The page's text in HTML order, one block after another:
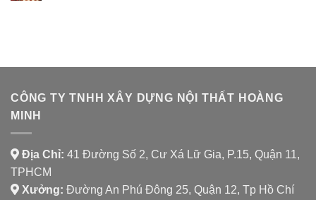
CÔNG TY TNHH XÂY DỰNG NỘI THẤT HOÀNG
MINH
Địa Chỉ: 41 Đường Số 2, Cư Xá Lữ Gia, P.15, Quận 11,
TPHCM
Xưởng: Đường An Phú Đông 25, Quận 12, Tp Hồ Chí